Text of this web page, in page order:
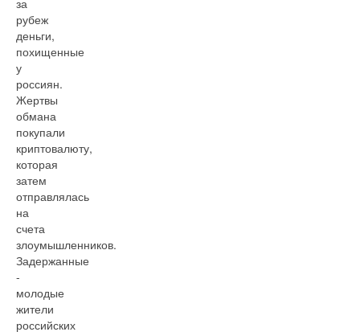
за
рубеж
деньги,
похищенные
у
россиян.
Жертвы
обмана
покупали
криптовалюту,
которая
затем
отправлялась
на
счета
злоумышленников.
Задержанные
-
молодые
жители
российских